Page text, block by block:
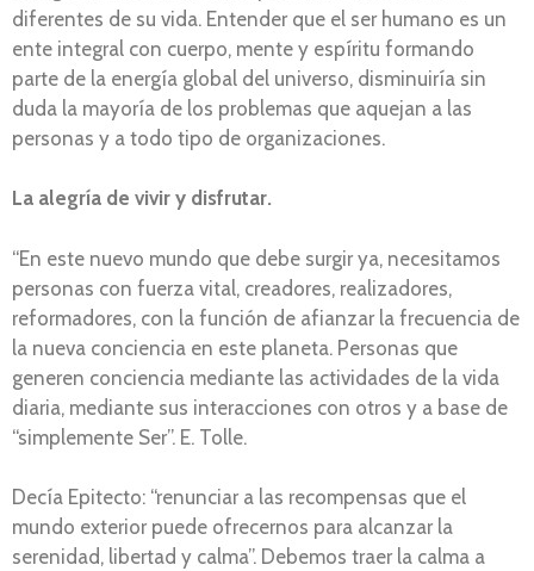
diferentes de su vida. Entender que el ser humano es un
ente integral con cuerpo, mente y espíritu formando
parte de la energía global del universo, disminuiría sin
duda la mayoría de los problemas que aquejan a las
personas y a todo tipo de organizaciones.
La alegría de vivir y disfrutar.
“En este nuevo mundo que debe surgir ya, necesitamos
personas con fuerza vital, creadores, realizadores,
reformadores, con la función de afianzar la frecuencia de
la nueva conciencia en este planeta. Personas que
generen conciencia mediante las actividades de la vida
diaria, mediante sus interacciones con otros y a base de
“simplemente Ser”. E. Tolle.
Decía Epitecto: “renunciar a las recompensas que el
mundo exterior puede ofrecernos para alcanzar la
serenidad, libertad y calma”. Debemos traer la calma a